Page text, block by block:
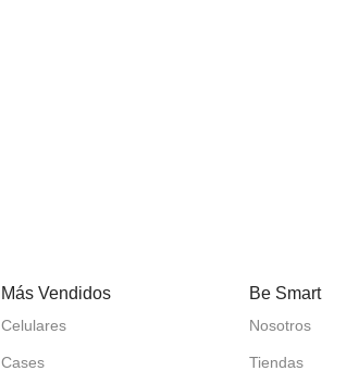
Más Vendidos
Celulares
Cases
Be Smart
Nosotros
Tiendas